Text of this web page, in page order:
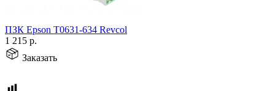
ПЗК Epson T0631-634 Revcol
1 215 р.
Заказать